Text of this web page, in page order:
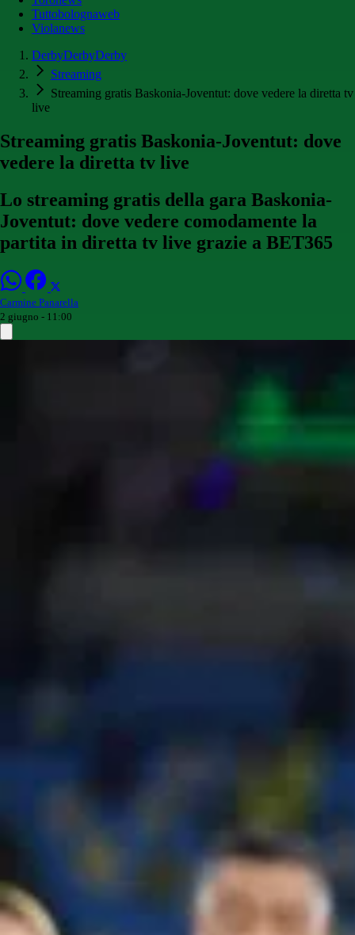
Tuttobolognaweb
Violanews
DerbyDerbyDerby
Streaming
Streaming gratis Baskonia-Joventut: dove vedere la diretta tv
live
Streaming gratis Baskonia-Joventut: dove
vedere la diretta tv live
Lo streaming gratis della gara Baskonia-
Joventut: dove vedere comodamente la
partita in diretta tv live grazie a BET365
Carmine Panarella
2 giugno - 11:00